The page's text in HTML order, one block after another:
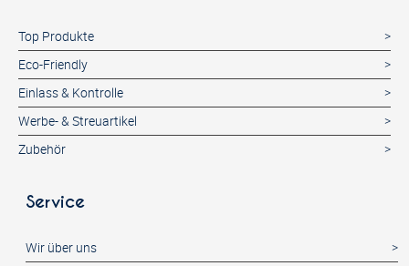
Top Produkte
Eco-Friendly
Einlass & Kontrolle
Werbe- & Streuartikel
Zubehör
Service
Wir über uns